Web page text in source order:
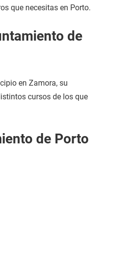
que necesitas en Porto.
de
en Zamora, su
cursos de los que
de Porto